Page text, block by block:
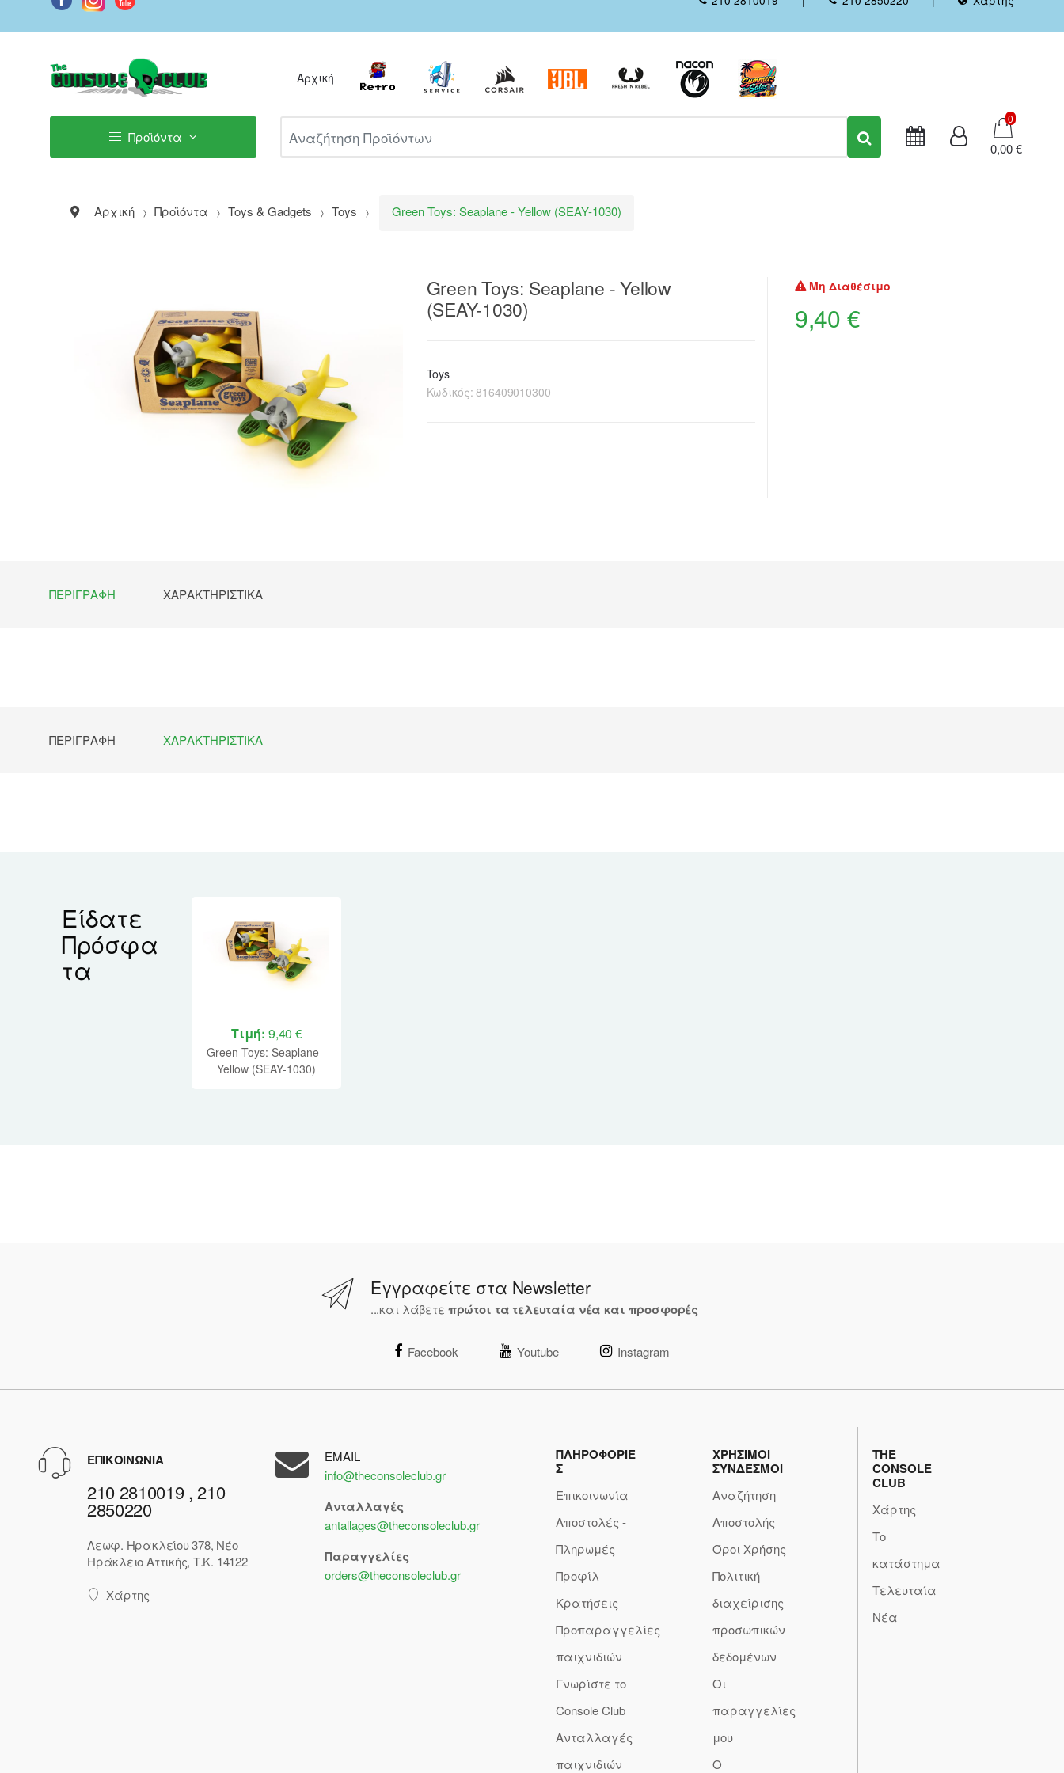
Αρχική
Προϊόντα
Καλάθι
0
0,00 €
Αρχική Προϊόντα Toys & Gadgets Toys Green Toys: Seaplane - Yellow (SEAY-1030)
Green Toys: Seaplane - Yellow
(SEAY-1030)
Toys
Κωδικός:816409010300
Μη Διαθέσιμο
9,40 €
ΠΕΡΙΓΡΑΦΉ ΧΑΡΑΚΤΗΡΙΣΤΙΚΆ
ΠΕΡΙΓΡΑΦΉ ΧΑΡΑΚΤΗΡΙΣΤΙΚΆ
Είδατε
Πρόσφα
τα
Τιμή: 9,40 €
Green Toys: Seaplane -
Yellow (SEAY-1030)
Εγγραφείτε στα Newsletter
...και λάβετε πρώτοι τα τελευταία νέα και προσφορές
Facebook Youtube Instagram
ΕΠΙΚΟΙΝΩΝΙΑ
210 2810019 , 210
2850220
Λεωφ. Ηρακλείου 378, Νέο
Ηράκλειο Αττικής, Τ.Κ. 14122
Χάρτης
EMAIL
info@theconsoleclub.gr
Ανταλλαγές
antallages@theconsoleclub.gr
Παραγγελίες
orders@theconsoleclub.gr
ΠΛΗΡΟΦΟΡΙΕ
Σ
Επικοινωνία
Αποστολές -
Πληρωμές
Προφίλ
Κρατήσεις
Προπαραγγελίες
παιχνιδιών
Γνωρίστε το
Console Club
Ανταλλαγές
παιχνιδιών
ΧΡΗΣΙΜΟΙ
ΣΥΝΔΕΣΜΟΙ
Αναζήτηση
Αποστολής
Όροι Χρήσης
Πολιτική
διαχείρισης
προσωπικών
δεδομένων
Οι
παραγγελίες
μου
Ο
THE
CONSOLE
CLUB
Χάρτης
Το
κατάστημα
Τελευταία
Νέα